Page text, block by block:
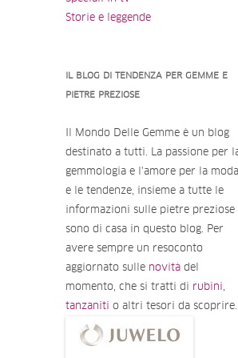
Storie e leggende
IL BLOG DI TENDENZA PER GEMME E
PIETRE PREZIOSE
Il Mondo Delle Gemme è un blog
destinato a tutti. La passione per
gemmologia e l'amore per la moda
e le tendenze, insieme a tutte le
informazioni sulle pietre preziose
sono di casa in questo blog. Per
avere sempre un resoconto
aggiornato sulle novità del
momento, che si tratti di rubini ,
tanzaniti
o altri tesori da scoprire.